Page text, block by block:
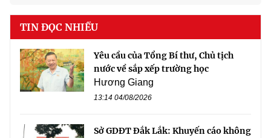
TIN ĐỌC NHIỀU
Yêu cầu của Tổng Bí thư, Chủ tịch
nước về sắp xếp trường học
Hương Giang
13:14 04/08/2026
Sở GDĐT Đắk Lắk: Khuyến cáo không